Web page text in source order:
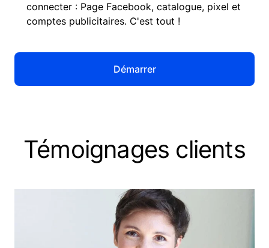
connecter : Page Facebook, catalogue, pixel et
comptes publicitaires. C'est tout !
Démarrer
Témoignages clients